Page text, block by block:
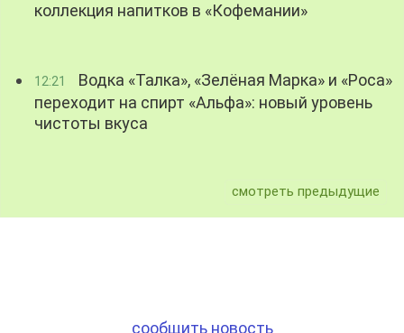
коллекция напитков в «Кофемании»
12:21
Водка «Талка», «Зелёная Марка» и «Роса»
переходит на спирт «Альфа»: новый уровень
чистоты вкуса
смотреть предыдущие
сообщить новость